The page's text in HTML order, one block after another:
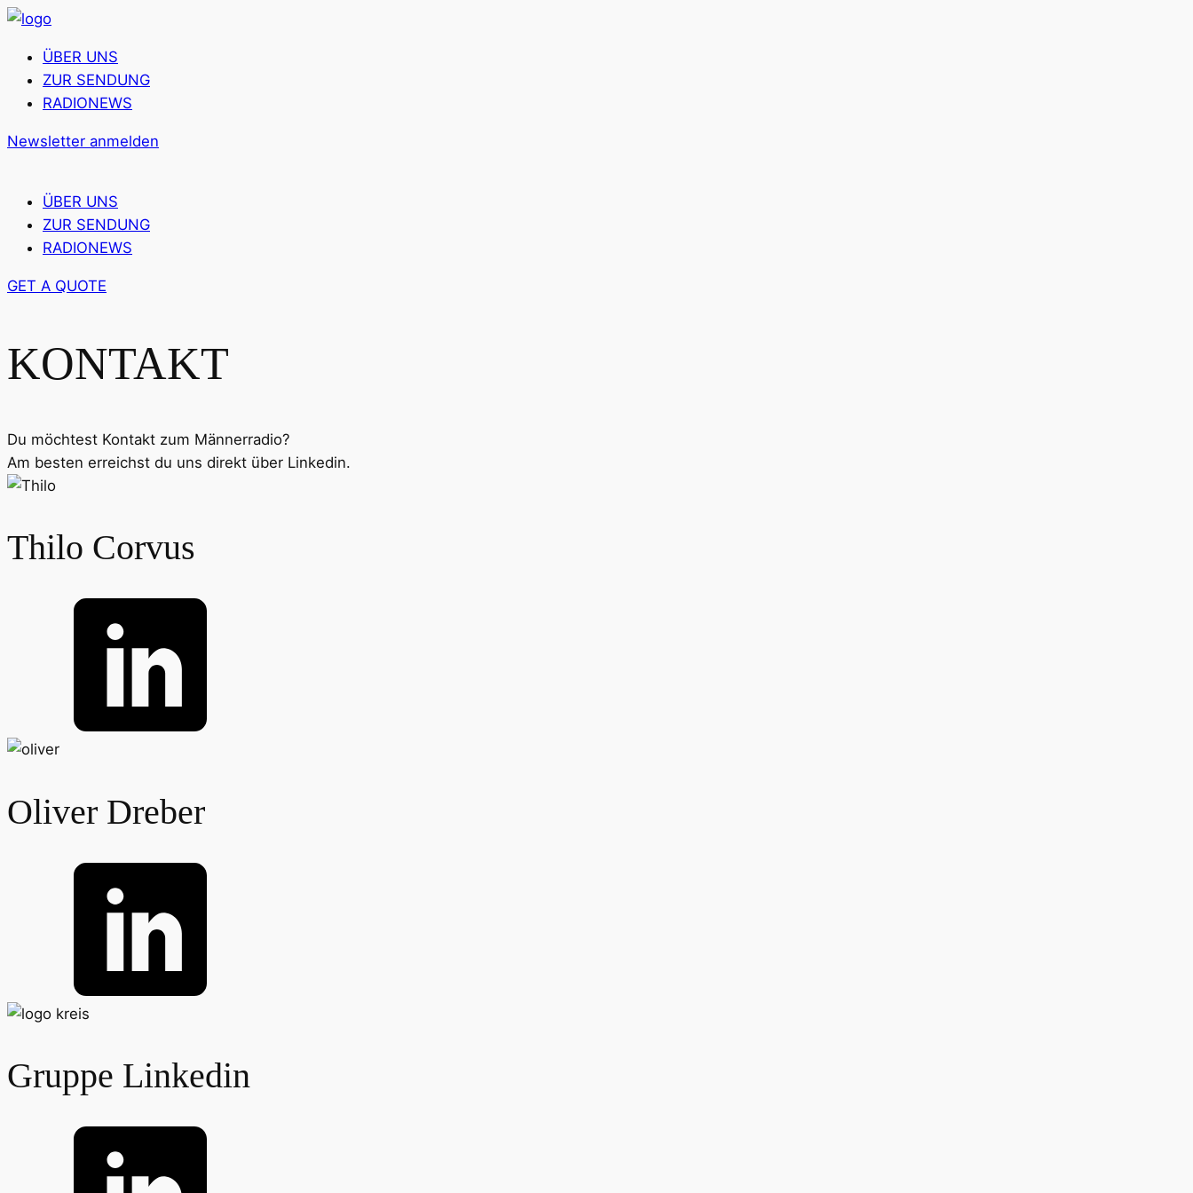
ÜBER UNS
ZUR SENDUNG
RADIONEWS
Newsletter anmelden
ÜBER UNS
ZUR SENDUNG
RADIONEWS
GET A QUOTE
KONTAKT
Du möchtest Kontakt zum Männerradio?
Am besten erreichst du uns direkt über Linkedin.
Thilo Corvus
Oliver Dreber
Gruppe Linkedin